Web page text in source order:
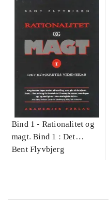
Bind 1 - Rationalitet og
magt. Bind 1 : Det
konkretes videnskab
Bent Flyvbjerg